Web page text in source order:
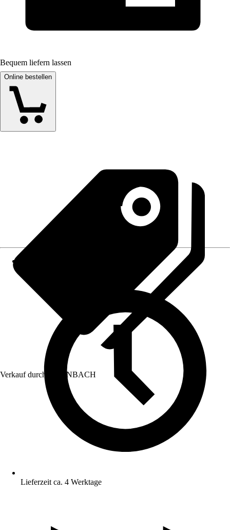
Bequem liefern lassen
Online bestellen
Verkauf durch: HORNBACH
Lieferzeit ca. 4 Werktage